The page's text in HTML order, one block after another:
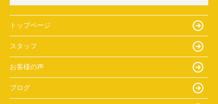
トップページ
スタッフ
お客様の声
ブログ